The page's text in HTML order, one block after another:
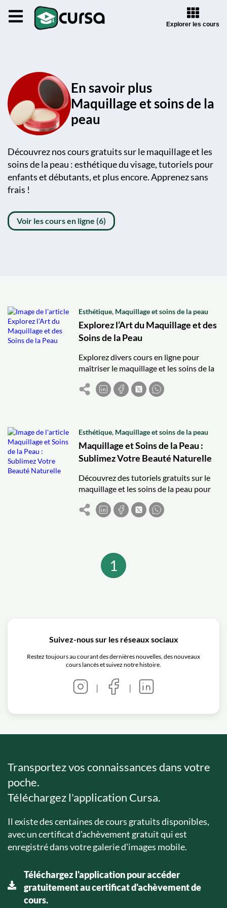
Explorer les cours
En savoir plus
Maquillage et soins de la
peau
Découvrez nos cours gratuits sur le maquillage et les
soins de la peau : esthétique du visage, tutoriels pour
enfants et débutants, et plus encore. Apprenez sans
frais !
Voir les cours en ligne (6)
Esthétique, Maquillage et soins de la peau
Explorez l’Art du Maquillage et des
Soins de la Peau
Explorez divers cours en ligne pour
maîtriser le maquillage et les soins de la
peau, des bases aux looks artistiques,
avec certification disponible.
Esthétique, Maquillage et soins de la peau
Maquillage et Soins de la Peau :
Sublimez Votre Beauté Naturelle
Découvrez des tutoriels gratuits sur le
maquillage et les soins de la peau pour
sublimer votre beauté. Progressez à
votre rythme et obtenez un certificat.
1
Suivez-nous sur les réseaux sociaux
Restez toujours au courant des dernières nouvelles, des nouveaux
cours lancés et suivez notre histoire.
| |
Transportez vos connaissances dans votre
poche.
Téléchargez l'application Cursa.
Il existe des centaines de cours gratuits disponibles,
avec un certificat d'achèvement gratuit qui est
enregistré dans votre galerie d'images mobile.
Téléchargez l'application pour accéder
gratuitement au certificat d'achèvement de
cours.